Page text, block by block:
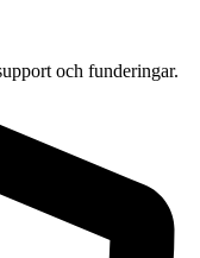
och funderingar.